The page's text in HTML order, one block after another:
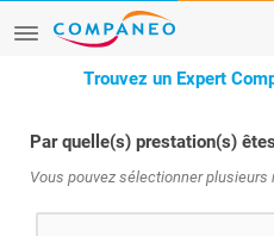
Trouvez un Expert
Par quelle(s) prestation(s)
Vous pouvez sélectionner plusieurs